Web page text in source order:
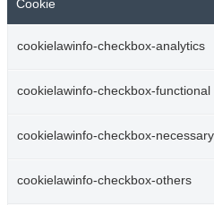
Cookie
cookielawinfo-checkbox-analytics
cookielawinfo-checkbox-functional
cookielawinfo-checkbox-necessary
cookielawinfo-checkbox-others